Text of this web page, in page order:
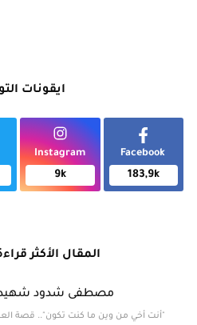
ايقونات
Facebook
183,9k
Instagram
9k
المقال الأكثر
مصطفى شدود شهيد
"أنت أخي من وين ما كنت تكون".. قصة